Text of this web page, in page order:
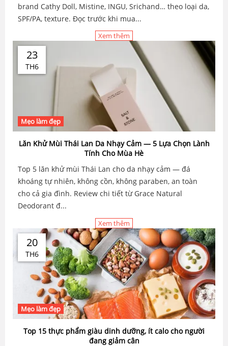
brand Cathy Doll, Mistine, INGU, Srichand… theo loại da,
SPF/PA, texture. Đọc trước khi mua...
Xem thêm
23
TH6
Mẹo làm đẹp
Lăn Khử Mùi Thái Lan Da Nhạy Cảm — 5 Lựa Chọn Lành
Tính Cho Mùa Hè
Top 5 lăn khử mùi Thái Lan cho da nhạy cảm — đá
khoáng tự nhiên, không cồn, không paraben, an toàn
cho cả gia đình. Review chi tiết từ Grace Natural
Deodorant đ...
Xem thêm
20
TH6
Mẹo làm đẹp
Top 15 thực phẩm giàu dinh dưỡng, ít calo cho người
đang giảm cân